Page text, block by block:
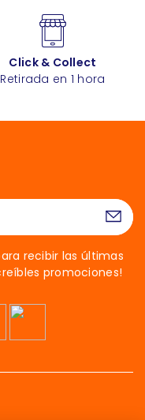
Click & Collect
Retirada en 1 hora
recibir las últimas
promociones!